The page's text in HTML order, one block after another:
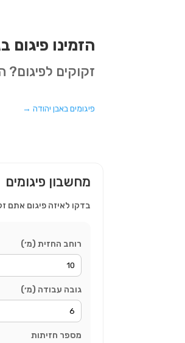
הזמינו פיגום
זקוקים
פיגומים באבן יהודה→
מחשבון פיגומים
בדקו לאיזה פיגום אתם
רוחב החזית (מ׳)
גובה עבודה (מ׳)
מספר חזיתות